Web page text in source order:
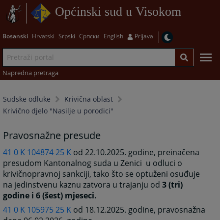
Općinski sud u Visokom
Bosanski Hrvatski Srpski Српски English Prijava
Napredna pretraga
Sudske odluke
Krivična oblast
Krivično djelo "Nasilje u porodici"
Pravosnažne presude
41 0 K 104874 25 K od 22.10.2025. godine, preinačena
presudom Kantonalnog suda u Zenici u odluci o
krivičnopravnoj sankciji, tako što se optuženi osuđuje
na jedinstvenu kaznu zatvora u trajanju od3 (tri)
godine i 6 (šest) mjeseci.
41 0 K 105975 25 K od 18.12.2025. godine, pravosnažna